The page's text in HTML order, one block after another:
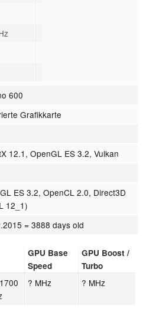
600
Grafikkarte
12.1, OpenGL ES 3.2, Vulkan
ES 3.2, OpenCL 2.0, Direct3D
12_1)
= 3888 days old
GPU Base
Speed
GPU Boost /
Turbo
? MHz ? MHz